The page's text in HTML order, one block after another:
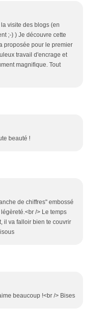
visite des blogs (en
;-) ) Je découvre cette
proposée pour le premier
travail d'encrage et
magnifique. Tout
beauté !
de chiffres" embossé
/> Le temps
il va falloir bien te couvrir
beaucoup !<br /> Bises